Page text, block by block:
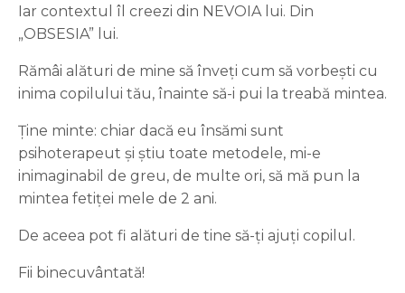
Iar contextul îl creezi din NEVOIA lui. Din
„OBSESIA” lui.
Rămâi alături de mine să înveți cum să vorbești cu
inima copilului tău, înainte să-i pui la treabă mintea.
Ține minte: chiar dacă eu însămi sunt
psihoterapeut și știu toate metodele, mi-e
inimaginabil de greu, de multe ori, să mă pun la
mintea fetiței mele de 2 ani.
De aceea pot fi alături de tine să-ți ajuți copilul.
Fii binecuvântată!